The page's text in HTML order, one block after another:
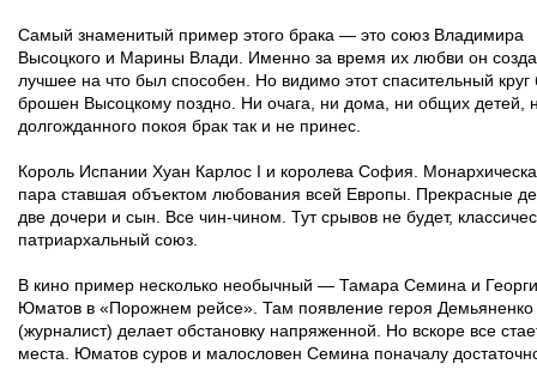
Самый знаменитый пример этого брака — это союз Владимира
Высоцкого и Марины Влади. Именно за время их любви он
лучшее на что был способен. Но видимо этот спасительный круг
брошен Высоцкому поздно. Ни очага, ни дома, ни общих детей,
долгожданного покоя брак так и не принес.
Король Испании Хуан Карлос I и королева София.
пара ставшая объектом любования всей Европы. Прекрасные
две дочери и сын. Все чин-чином. Тут срывов не будет,
патриархальный союз.
В кино пример несколько необычный — Тамара Семина и
Юматов в «Порожнем рейсе». Там появление героя Демьяненко
(журналист) делает обстановку напряженной. Но вскоре все
места. Юматов суров и малословен Семина поначалу